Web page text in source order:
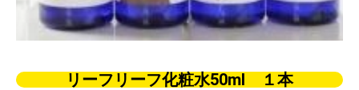
リーフリーフ化粧水50ml １本